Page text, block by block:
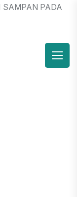
PADA